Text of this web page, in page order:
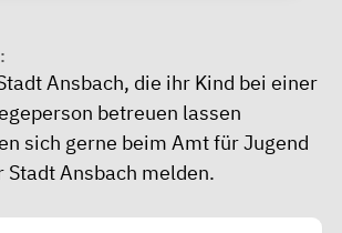
Ansbach, die ihr Kind bei einer
betreuen lassen
sich gerne beim Amt für Jugend
Stadt Ansbach melden.